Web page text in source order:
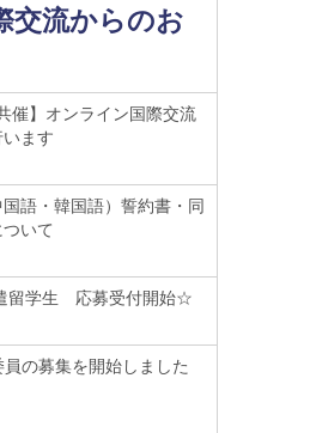
交流からのお
催】オンライン国際交流
ます
語・韓国語）誓約書・同
いて
留学生 応募受付開始☆
の募集を開始しました